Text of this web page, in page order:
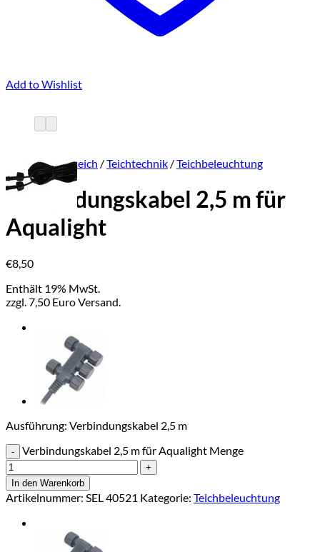
Add to Wishlist
/Gartenteich /Teichtechnik /Teichbeleuchtung
Verbindungskabel 2,5 m für
Aqualight
€8,50
Enthält 19% MwSt.
zzgl. 7,50 Euro Versand.
Ausführung: Verbindungskabel 2,5 m
Verbindungskabel 2,5 m für Aqualight Menge
In den Warenkorb
Artikelnummer: SEL 40521 Kategorie: Teichbeleuchtung